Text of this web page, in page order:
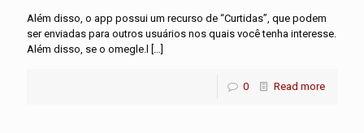
Além disso, o app possui um recurso de “Curtidas”, que podem
ser enviadas para outros usuários nos quais você tenha interesse.
Além disso, se o omegle.l
[…]
0 Read more